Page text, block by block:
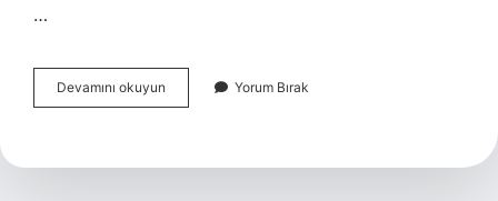
…
Devamını okuyun
Zamanda
Aksa
Yorum Bırak